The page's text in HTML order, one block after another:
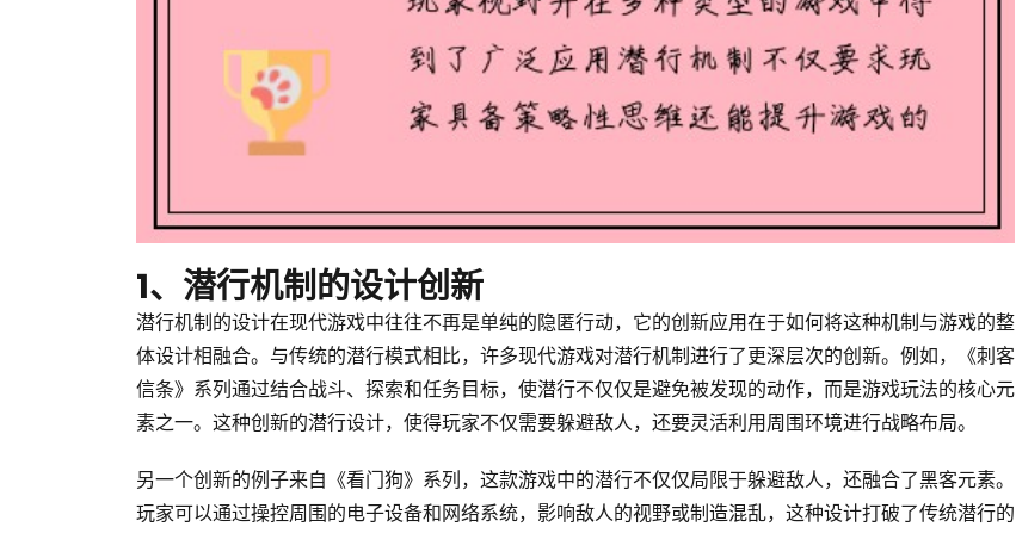
1、潜行机制的设计创新
潜行机制的设计在现代游戏中往往不再是单纯的隐匿行动，它的创新应用在于如何将这种机制与游戏的整
体设计相融合。与传统的潜行模式相比，许多现代游戏对潜行机制进行了更深层次的创新。例如，《刺客
信条》系列通过结合战斗、探索和任务目标，使潜行不仅仅是避免被发现的动作，而是游戏玩法的核心元
素之一。这种创新的潜行设计，使得玩家不仅需要躲避敌人，还要灵活利用周围环境进行战略布局。
另一个创新的例子来自《看门狗》系列，这款游戏中的潜行不仅仅局限于躲避敌人，还融合了黑客元素。
玩家可以通过操控周围的电子设备和网络系统，影响敌人的视野或制造混乱，这种设计打破了传统潜行的